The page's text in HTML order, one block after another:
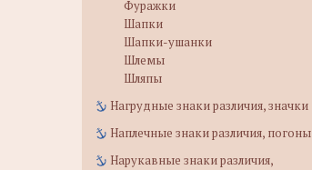
Фуражки
Шапки
Шапки-ушанки
Шлемы
Шляпы
Нагрудные знаки различия, значки
Наплечные знаки различия, погоны
Нарукавные знаки различия,